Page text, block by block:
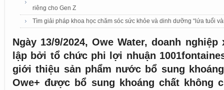
riêng cho Gen Z
Tìm giải pháp khoa học chăm sóc sức khỏe và dinh dưỡng “lứa tuổi
Ngày 13/9/2024, Owe Water, doanh
lập bởi tổ chức phi lợi nhuận
giới thiệu sản phẩm nước bổ sung
Owe+ được bổ sung khoáng chất không